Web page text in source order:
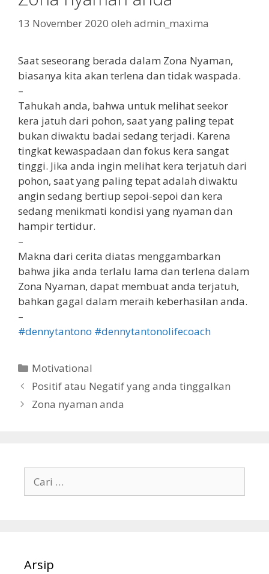
13 November 2020 oleh admin_maxima
Saat seseorang berada dalam Zona Nyaman,
biasanya kita akan terlena dan tidak waspada.
–
Tahukah anda, bahwa untuk melihat seekor
kera jatuh dari pohon, saat yang paling tepat
bukan diwaktu badai sedang terjadi. Karena
tingkat kewaspadaan dan fokus kera sangat
tinggi. Jika anda ingin melihat kera terjatuh dari
pohon, saat yang paling tepat adalah diwaktu
angin sedang bertiup sepoi-sepoi dan kera
sedang menikmati kondisi yang nyaman dan
hampir tertidur.
–
Makna dari cerita diatas menggambarkan
bahwa jika anda terlalu lama dan terlena dalam
Zona Nyaman, dapat membuat anda terjatuh,
bahkan gagal dalam meraih keberhasilan anda.
–
#dennytantono #dennytantonolifecoach
Motivational
Positif atau Negatif yang anda tinggalkan
Zona nyaman anda
Arsip